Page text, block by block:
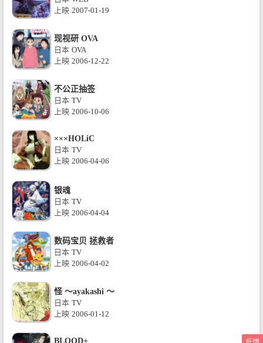
上映 2007-01-19
现视研 OVA
日本 OVA
上映 2006-12-22
不公正抽签
日本 TV
上映 2006-10-06
×××HOLiC
日本 TV
上映 2006-04-06
银魂
日本 TV
上映 2006-04-04
数码宝贝 拯救者
日本 TV
上映 2006-04-02
怪 ～ayakashi ～
日本 TV
上映 2006-01-12
BLOOD+